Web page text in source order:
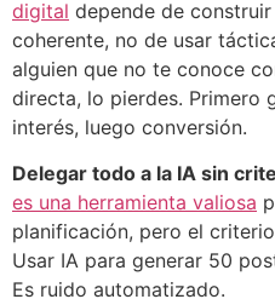
digital depende de
coherente, no de usar
alguien que no te conoce
directa, lo pierdes. Primero
interés, luego conversión.
Delegar todo a la IA sin
es una herramienta valiosa
planificación, pero el
Usar IA para generar 50
Es ruido automatizado.